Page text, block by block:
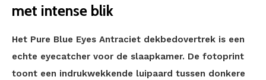
met intense blik
Het Pure Blue Eyes Antraciet dekbedovertrek is een
echte eyecatcher voor de slaapkamer. De fotoprint
toont een indrukwekkende luipaard tussen donkere